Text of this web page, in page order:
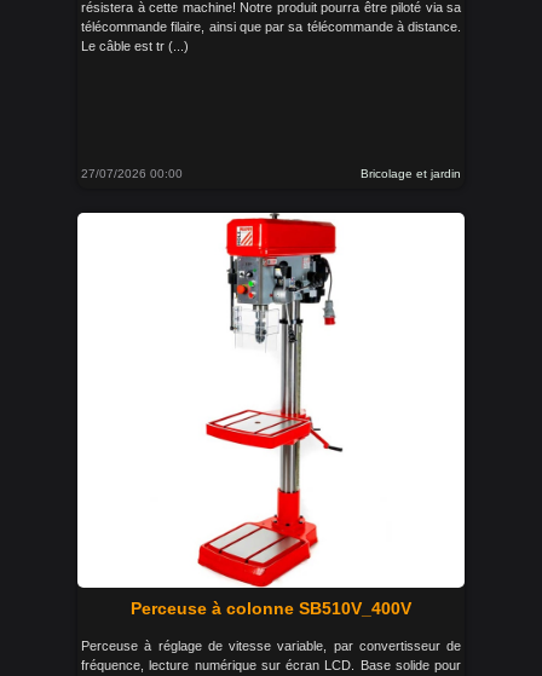
résistera à cette machine! Notre produit pourra être piloté via sa
télécommande filaire, ainsi que par sa télécommande à distance.
Le câble est tr (...)
27/07/2026 00:00 Bricolage et jardin
Perceuse à colonne SB510V_400V
Perceuse à réglage de vitesse variable, par convertisseur de
fréquence, lecture numérique sur écran LCD. Base solide pour